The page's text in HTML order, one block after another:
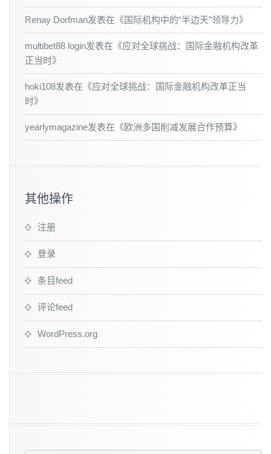
Renay Dorfman发表在《国际机构中的“半边天”领导力》
multibet88 login发表在《应对全球挑战：国际金融机构改革
正当时》
hoki108发表在《应对全球挑战：国际金融机构改革正当
时》
yearlymagazine发表在《欧洲多国削减发展合作预算》
其他操作
注册
登录
条目feed
评论feed
WordPress.org